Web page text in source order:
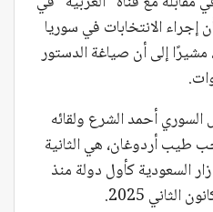
كانون الأول 2024 بأن إجراء الانتخابات في سوريا
إلى أن صياغة الدستور
السوري أحمد الشرع ولقائه
طيب أردوغان، هي الثانية
السعودية كأول دولة منذ
2025.